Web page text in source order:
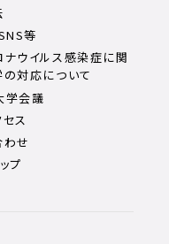
等
ウイルス感染症に関
対応について
学会議
ス
わせ
プ